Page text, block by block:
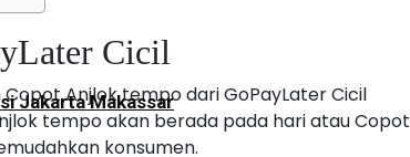
Jakarta Makassar
Cicil
Anjlok tempo dari GoPayLater Cicil
tempo akan berada pada hari atau Copot
konsumen.